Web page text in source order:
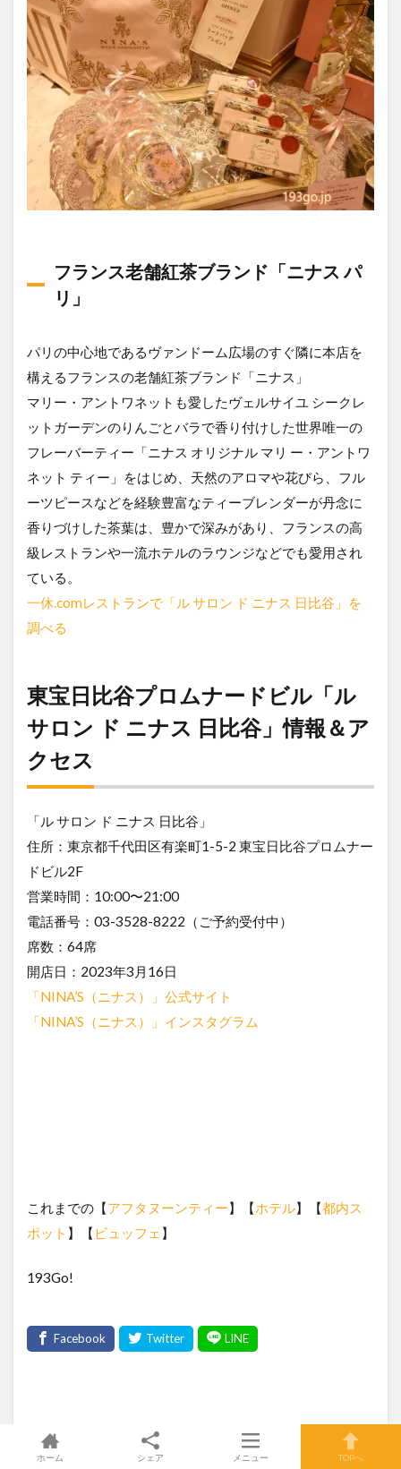
フランス老舗紅茶ブランド「ニナス パ
リ」
パリの中心地であるヴァンドーム広場のすぐ隣に本店を
構えるフランスの老舗紅茶ブランド「ニナス」
マリー・アントワネットも愛したヴェルサイユ シークレ
ットガーデンのりんごとバラで香り付けした世界唯一の
フレーバーティー「ニナス オリジナル マリ ー・アントワ
ネット ティー」をはじめ、天然のアロマや花びら、フル
ーツピースなどを経験豊富なティーブレンダーが丹念に
香りづけした茶葉は、豊かで深みがあり、フランスの高
級レストランや一流ホテルのラウンジなどでも愛用され
ている。
一休.comレストランで「ル サロン ド ニナス 日比谷」を
調べる
東宝日比谷プロムナードビル「ル
サロン ド ニナス 日比谷」情報＆ア
クセス
「ル サロン ド ニナス 日比谷」
住所：東京都千代田区有楽町1-5-2 東宝日比谷プロムナー
ドビル2F
営業時間：10:00〜21:00
電話番号：03-3528-8222（ご予約受付中）
席数：64席
開店日：2023年3月16日
「NINA’S（ニナス）」公式サイト
「NINA’S（ニナス）」インスタグラム
これまでの【アフタヌーンティー】【ホテル】【都内ス
ポット 】【 ビュッフェ 】
193Go!
ホーム シェア メニュー TOPへ